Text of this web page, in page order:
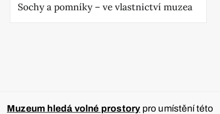
Sochy a pomníky – ve vlastnictví muzea
Muzeum hledá volné prostorypro umístění této